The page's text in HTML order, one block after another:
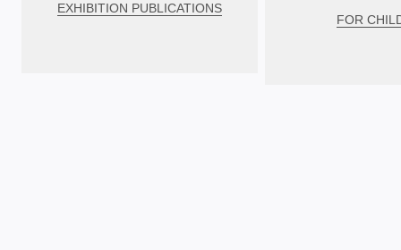
EXHIBITION PUBLICATIONS
FOR